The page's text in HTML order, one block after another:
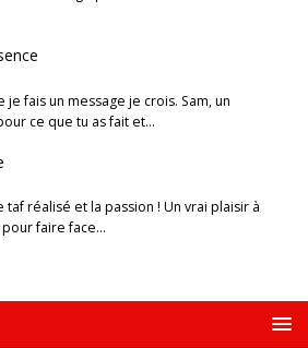
fais un message je crois. Sam, un
ce que tu as fait et…
réalisé et la passion ! Un vrai plaisir à
faire face…